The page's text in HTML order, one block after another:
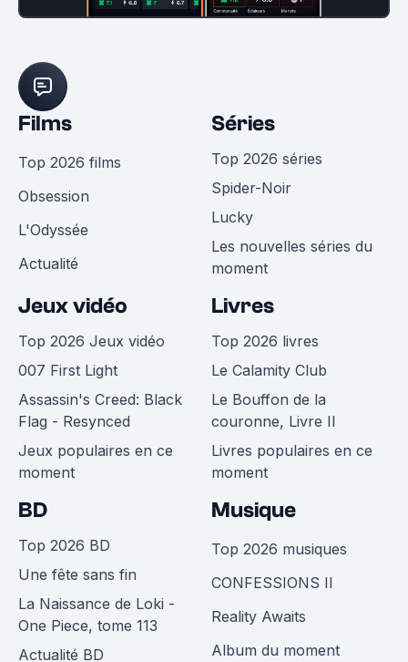
Films
Top 2026 films
Obsession
L'Odyssée
Actualité
Séries
Top 2026 séries
Spider-Noir
Lucky
Les nouvelles séries du
moment
Jeux vidéo
Top 2026 Jeux vidéo
007 First Light
Assassin's Creed: Black
Flag - Resynced
Jeux populaires en ce
moment
Livres
Top 2026 livres
Le Calamity Club
Le Bouffon de la
couronne, Livre II
Livres populaires en ce
moment
BD
Top 2026 BD
Une fête sans fin
La Naissance de Loki -
One Piece, tome 113
Actualité BD
Musique
Top 2026 musiques
CONFESSIONS II
Reality Awaits
Album du moment